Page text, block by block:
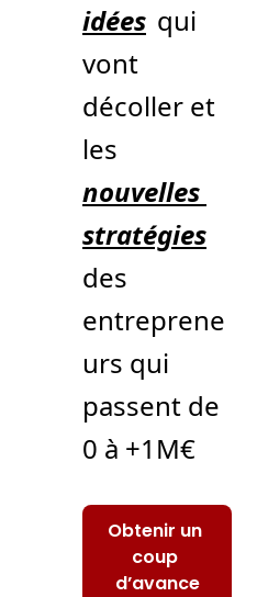
idées qui
vont
décoller et
nouvelles
stratégies
des
entreprene
urs qui
passent de
0 à +1M€
Obtenir un
coup
d’avance